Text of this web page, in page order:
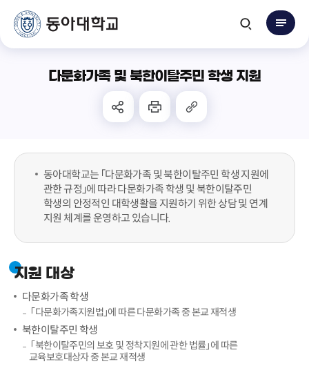
다문화가족 및 북한이탈주민 학생 지원
동아대학교는 「다문화가족 및 북한이탈주민 학생 지원에
관한 규정」에 따라 다문화가족 학생 및 북한이탈주민
학생의 안정적인 대학생활을 지원하기 위한 상담 및 연계
지원 체계를 운영하고 있습니다.
지원 대상
다문화가족 학생
「다문화가족지원법」에 따른 다문화가족 중 본교 재적생
북한이탈주민 학생
「북한이탈주민의 보호 및 정착지원에 관한 법률」에 따른
교육보호대상자 중 본교 재적생